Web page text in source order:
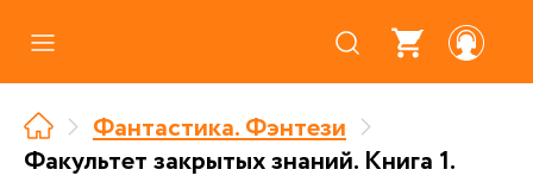
Где купить
Фантастика. Фэнтези
Факультет закрытых знаний. Книга 1.